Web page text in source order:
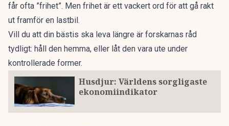
får ofta ”frihet”. Men frihet är ett vackert ord för att gå rakt
ut framför en lastbil.
Vill du att din bästis ska leva längre är forskarnas råd
tydligt: håll den hemma, eller låt den vara ute under
kontrollerade former.
Husdjur: Världens sorgligaste
ekonomiindikator